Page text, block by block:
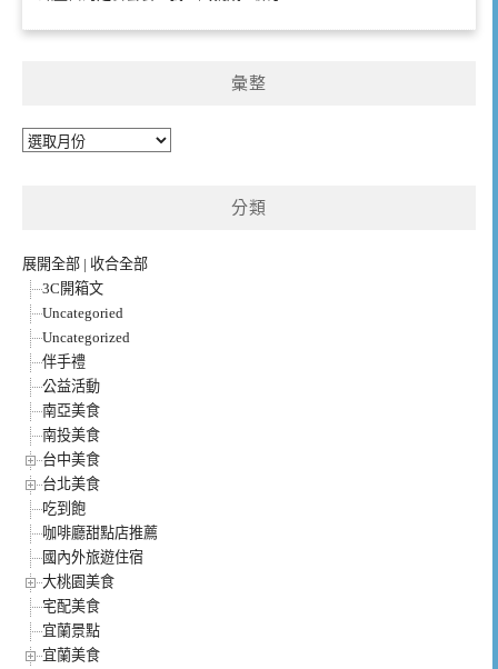
彙整
彙
分類
展開全部 | 收合全部
3C開箱文
Uncategoried
Uncategorized
伴手禮
公益活動
南亞美食
南投美食
台中美食
台北美食
吃到飽
咖啡廳甜點店推薦
國內外旅遊住宿
大桃園美食
宅配美食
宜蘭景點
宜蘭美食